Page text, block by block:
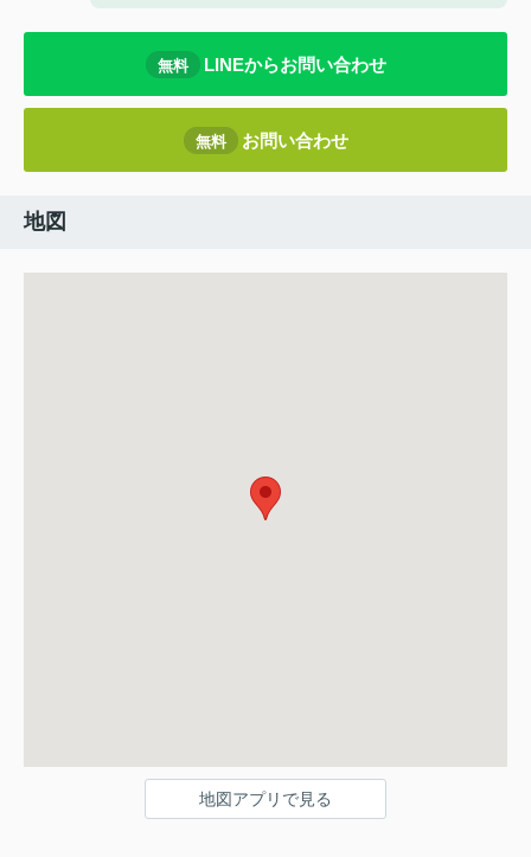
無料 LINEからお問い合わせ
無料 お問い合わせ
地図
地図アプリで見る